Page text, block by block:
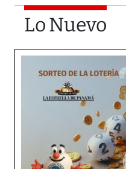
Lo Nuevo